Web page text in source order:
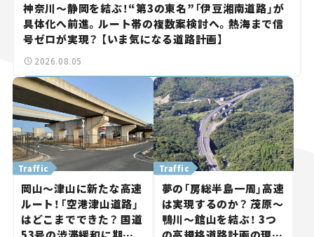
神奈川～静岡を結ぶ！“第3の東名”「伊豆湘南道路」が
具体化へ前進。ルート帯の複数案検討へ。熱海まで信
号ゼロが実現？ 【いま気になる道路計画】
2026.08.05
Traffic
岡山～津山に新たな高速
ルート！「空港津山道路」
はどこまでできた？ 国道
Traffic
夢の「房総半島一周」高速
は実現するのか？ 茂原～
鴨川～館山を結ぶ！ 3つ